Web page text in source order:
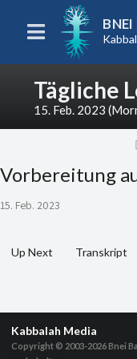
Tägliche
15. Feb. 2023
Vorbereitung
15. Feb. 2023
Up Next Transkript
Kabbalah Media
Copyright © 2003-2026Bnei